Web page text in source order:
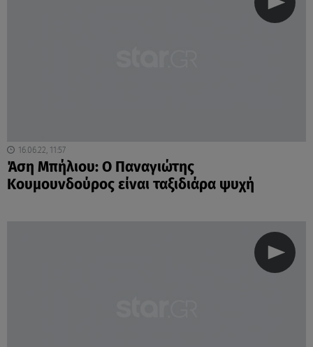
16.06.22, 11:57
Άση Μπήλιου: Ο Παναγιώτης
Κουμουνδούρος είναι ταξιδιάρα ψυχή